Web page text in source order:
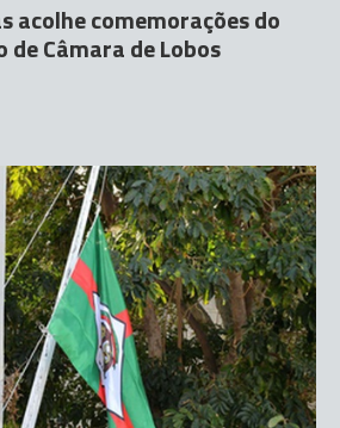
acolhe comemorações do
Câmara de Lobos